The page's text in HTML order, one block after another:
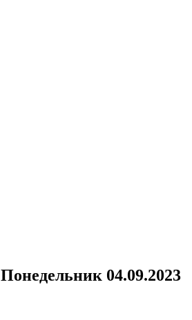
Понедельник 04.09.2023